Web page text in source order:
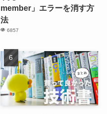
member」エラーを消す方
法
6857